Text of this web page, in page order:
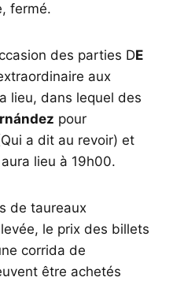
fermé.
des parties DE
aux
lieu, dans lequel des
pour
a dit au revoir) et
lieu à 19h00.
de taureaux
le prix des billets
corrida de
être achetés